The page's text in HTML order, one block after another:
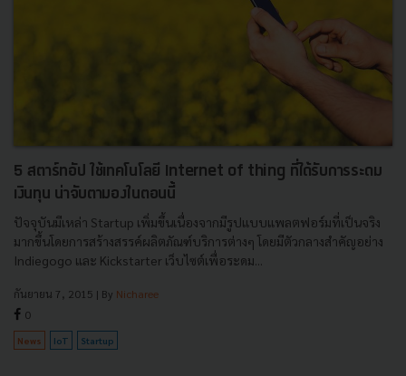
5 สตาร์ทอัป ใช้เทคโนโลยี Internet of thing ที่ได้รับการระดม
เงินทุน น่าจับตามองในตอนนี้
ปัจจุบันมีเหล่า Startup เพิ่มขึ้นเนื่องจากมีรูปแบบแพลตฟอร์มที่เป็นจริง
มากขึ้นโดยการสร้างสรรค์ผลิตภัณฑ์บริการต่างๆ โดยมีตัวกลางสำคัญอย่าง
Indiegogo และ Kickstarter เว็บไซต์เพื่อระดม...
กันยายน 7, 2015 | By Nicharee
0
News IoT Startup